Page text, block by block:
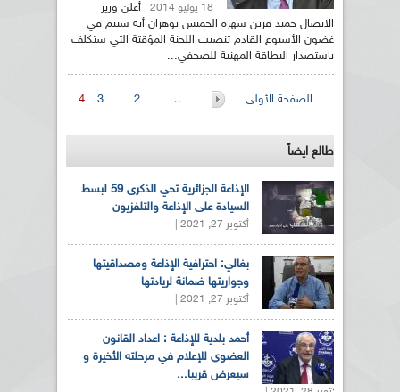
18 يوليو 2014
أعلن وزير
الاتصال حميد قرين سهرة الخميس بوهران أنه سيتم في
غضون الأسبوع القادم تنصيب اللجنة المؤقتة التي ستكلف
باستصدار البطاقة المهنية للصحفي...
الصفحات
الصفحة الأولى …
2
3
4
طالع ايضاً
الإذاعة الجزائرية تحي الذكرى 59 لبسط
السيادة على الإذاعة والتلفزيون
أكتوبر 27, 2021 |
بغالي: احترافية الإذاعة ومصداقيتها
وجواريتها ضمانة لريادتها
أكتوبر 27, 2021 |
أحمد بلدية للإذاعة : اعداد القانون
العضوي للإعلام في مرحلته الأخيرة و
سيعرض قريبا...